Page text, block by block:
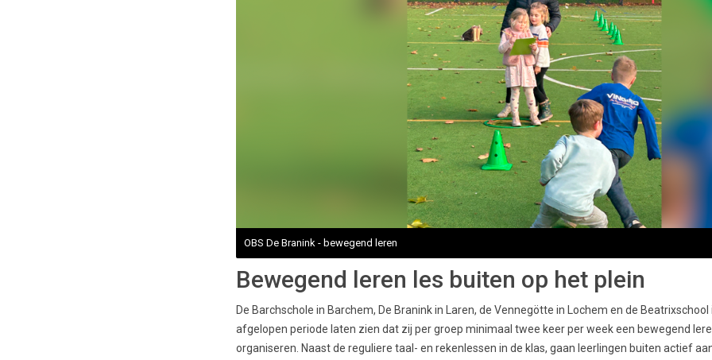
OBS De Branink - bewegend leren
Bewegend leren les buiten op het plein
De Barchschole in Barchem, De Branink in Laren, de Vennegötte in Lochem en de
afgelopen periode laten zien dat zij per groep minimaal twee keer per week een bewegend
organiseren. Naast de reguliere taal- en rekenlessen in de klas, gaan leerlingen buiten actief